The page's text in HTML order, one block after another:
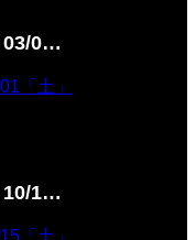
0…
「土」
1…
「土」